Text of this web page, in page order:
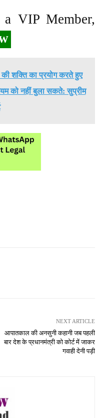
VIP Member,
की शक्ति का प्रयोग करते हुए
को नहीं बुला सकते: सुप्रीम
NEXT ARTICLE
आपातकाल की अनसुनी कहानी जब पहली
बार देश के प्रधानमंत्री को कोर्ट में जाकर
गवाही देनी पड़ी